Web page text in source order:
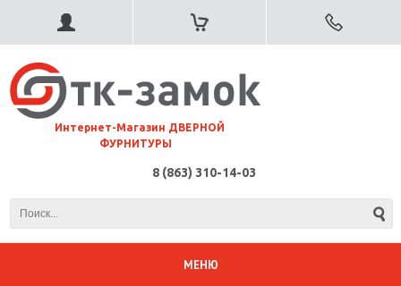
⠀Интернет-Магазин ДВЕРНОЙ
ФУРНИТУРЫ
8 (863) 310-14-03
МЕНЮ